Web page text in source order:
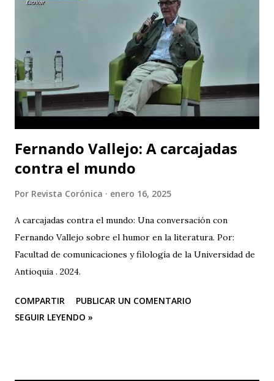
que me abruma. Encontrar la frase que me dé la libertad y la
firmeza para hablar sin temblar, en este lugar donde me
han invitado esta noche. Esa frase, no necesito buscarla
muy lejos. Surge. En toda su nitidez, su violencia. Lapidaria.
Irrefragable. La escribí hace sesenta años en mi diario
íntimo. "Escribiré para vengar mi raza". Se hacía eco del
grito de Rimb...
Fernando Vallejo: A carcajadas
contra el mundo
Por Revista Corónica enero 16, 2025
A carcajadas contra el mundo: Una conversación con
Fernando Vallejo sobre el humor en la literatura. Por:
Facultad de comunicaciones y filología de la Universidad de
Antioquia . 2024.
COMPARTIR
PUBLICAR UN COMENTARIO
SEGUIR LEYENDO »